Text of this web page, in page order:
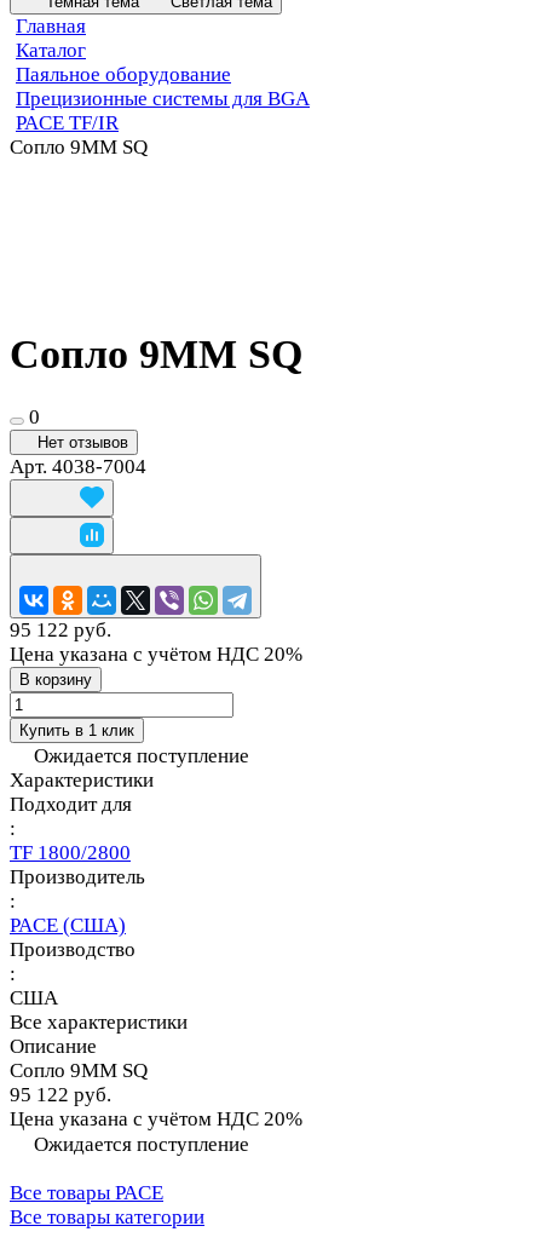
Главная
Каталог
Паяльное оборудование
Прецизионные системы для BGA
PACE TF/IR
Сопло 9MM SQ
Сопло 9MM SQ
0
Нет отзывов
Арт. 4038-7004
95 122 руб.
Цена указана с учётом НДС 20%
В корзину
Купить в 1 клик
Ожидается поступление
Характеристики
Подходит для
:
TF 1800/2800
Производитель
:
PACE (США)
Производство
:
США
Все характеристики
Описание
Сопло 9MM SQ
95 122 руб.
Цена указана с учётом НДС 20%
Ожидается поступление
Все товары PACE
Все товары категории